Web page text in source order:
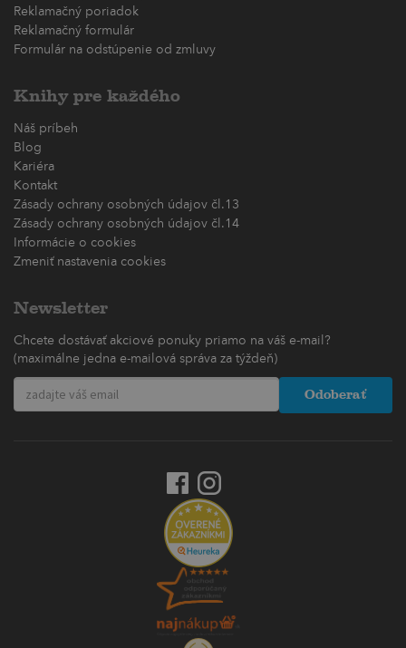
Reklamačný poriadok
Reklamačný formulár
Formulár na odstúpenie od zmluvy
Knihy pre každého
Náš príbeh
Blog
Kariéra
Kontakt
Zásady ochrany osobných údajov čl.13
Zásady ochrany osobných údajov čl.14
Informácie o cookies
Zmeniť nastavenia cookies
Newsletter
Chcete dostávať akciové ponuky priamo na váš e-mail?
(maximálne jedna e-mailová správa za týždeň)
Odoberať